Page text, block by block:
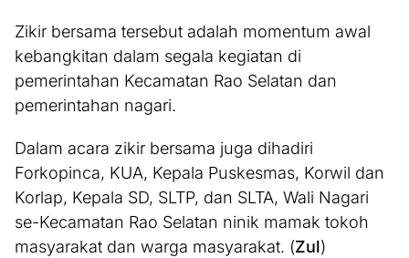
Zikir bersama tersebut adalah momentum awal
kebangkitan dalam segala kegiatan di
pemerintahan Kecamatan Rao Selatan dan
pemerintahan nagari.
Dalam acara zikir bersama juga dihadiri
Forkopinca, KUA, Kepala Puskesmas, Korwil dan
Korlap, Kepala SD, SLTP, dan SLTA, Wali Nagari
se-Kecamatan Rao Selatan ninik mamak tokoh
masyarakat dan warga masyarakat. (Zul)